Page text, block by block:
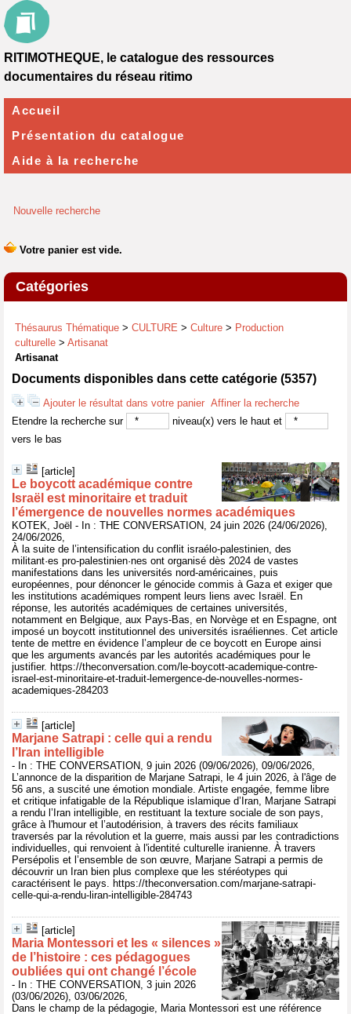
Nouvelle recherche
Catégories
Thésaurus Thématique > CULTURE > Culture > Production
culturelle > Artisanat
Artisanat
Documents disponibles dans cette catégorie (5357)
Ajouter le résultat dans votre panier Affiner la recherche
Etendre la recherche sur
niveau(x) vers le haut et
vers le bas
[article]
Le boycott académique contre
Israël est minoritaire et traduit
l’émergence de nouvelles normes académiques
KOTEK, Joël - In : THE CONVERSATION, 24 juin 2026 (24/06/2026),
24/06/2026,
À la suite de l’intensification du conflit israélo-palestinien, des
militant·es pro-palestinien·nes ont organisé dès 2024 de vastes
manifestations dans les universités nord-américaines, puis
européennes, pour dénoncer le génocide commis à Gaza et exiger que
les institutions académiques rompent leurs liens avec Israël. En
réponse, les autorités académiques de certaines universités,
notamment en Belgique, aux Pays-Bas, en Norvège et en Espagne, ont
imposé un boycott institutionnel des universités israéliennes. Cet article
tente de mettre en évidence l’ampleur de ce boycott en Europe ainsi
que les arguments avancés par les autorités académiques pour le
justifier. https://theconversation.com/le-boycott-academique-contre-
israel-est-minoritaire-et-traduit-lemergence-de-nouvelles-normes-
academiques-284203
[article]
Marjane Satrapi : celle qui a rendu
l’Iran intelligible
- In : THE CONVERSATION, 9 juin 2026 (09/06/2026), 09/06/2026,
L’annonce de la disparition de Marjane Satrapi, le 4 juin 2026, à l'âge de
56 ans, a suscité une émotion mondiale. Artiste engagée, femme libre
et critique infatigable de la République islamique d’Iran, Marjane Satrapi
a rendu l’Iran intelligible, en restituant la texture sociale de son pays,
grâce à l'humour et l’autodérision, à travers des récits familiaux
traversés par la révolution et la guerre, mais aussi par les contradictions
individuelles, qui renvoient à l'identité culturelle iranienne. À travers
Persépolis et l’ensemble de son œuvre, Marjane Satrapi a permis de
découvrir un Iran bien plus complexe que les stéréotypes qui
caractérisent le pays. https://theconversation.com/marjane-satrapi-
celle-qui-a-rendu-liran-intelligible-284743
[article]
Maria Montessori et les « silences »
de l’histoire : ces pédagogues
oubliées qui ont changé l’école
- In : THE CONVERSATION, 3 juin 2026
(03/06/2026), 03/06/2026,
Dans le champ de la pédagogie, Maria Montessori est une référence
RITIMOTHEQUE, le catalogue des ressources
documentaires du réseau ritimo
Accueil
Présentation du catalogue
Aide à la recherche